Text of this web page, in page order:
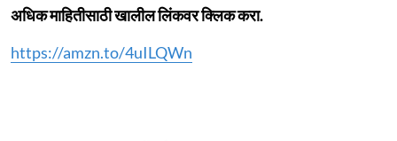
अधिक माहितीसाठी खालील लिंकवर क्लिक करा.
https://amzn.to/4uILQWn